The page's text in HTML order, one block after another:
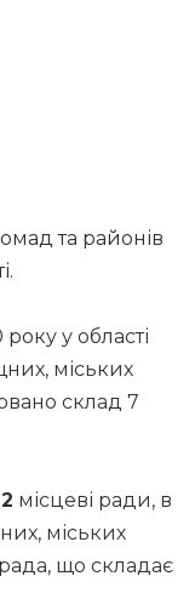
та районів
у області
міських
склад 7
місцеві ради, в
міських
що складає